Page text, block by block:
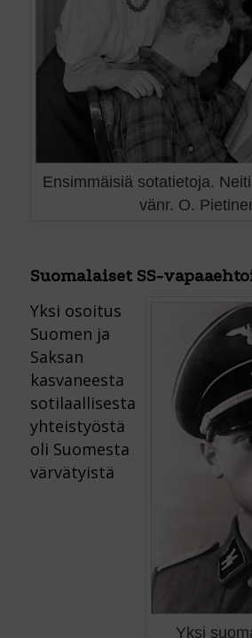
Ensimmäisiä sotatietoja.
vänr. O.
Suomalaiset SS-
Yksi
Yksi osoitus
Suomen ja
Saksan
kasvaneesta
sotilaallisesta
yhteistyöstä
oli Suomesta
värvätyistä